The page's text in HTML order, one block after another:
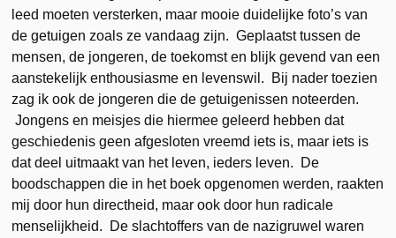
leed moeten versterken, maar mooie duidelijke foto’s van
de getuigen zoals ze vandaag zijn. Geplaatst tussen de
mensen, de jongeren, de toekomst en blijk gevend van een
aanstekelijk enthousiasme en levenswil. Bij nader toezien
zag ik ook de jongeren die de getuigenissen noteerden.
Jongens en meisjes die hiermee geleerd hebben dat
geschiedenis geen afgesloten vreemd iets is, maar iets is
dat deel uitmaakt van het leven, ieders leven. De
boodschappen die in het boek opgenomen werden, raakten
mij door hun directheid, maar ook door hun radicale
menselijkheid. De slachtoffers van de nazigruwel waren